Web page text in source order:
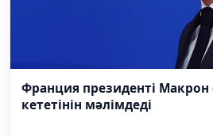
Франция президенті Макрон
кететінін мәлімдеді